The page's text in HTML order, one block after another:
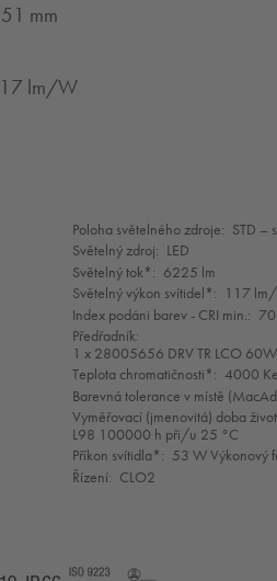
mm
lm/W
Mode
selection
Poloha světelného zdroje: STD –
Světelný zdroj: LED
Světelný tok*: 6225 lm
Světelný výkon svítidel*: 117
Index podáni barev - CRI min.: 70
Předřadník:
1 x 28005656 DRV TR LCO
Teplota chromatičnosti*: 4000
Barevná tolerance v místě
Vyměřovací (jmenovitá) doba
L98 100000 h při/u 25 °C
Příkon svítidla*: 53 W Výkonový
Řízení: CLO2